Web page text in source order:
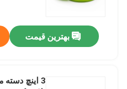
نوار چسب پلی آمید
بهترین قیمت
3 اینچ